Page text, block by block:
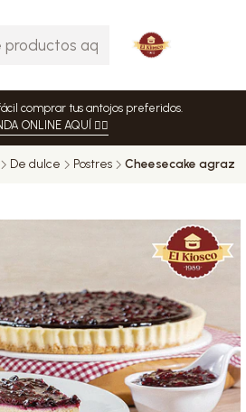
comprar tus antojos preferidos.
ONLINE AQUÍ 👈🏻
De dulce Postres Cheesecake agraz